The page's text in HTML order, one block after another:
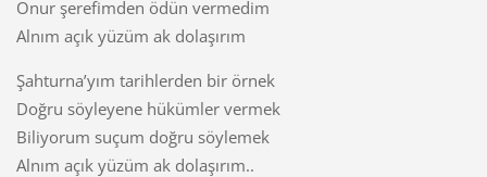
Onur şerefimden ödün vermedim
Alnım açık yüzüm ak dolaşırım
Şahturna’yım tarihlerden bir örnek
Doğru söyleyene hükümler vermek
Biliyorum suçum doğru söylemek
Alnım açık yüzüm ak dolaşırım..